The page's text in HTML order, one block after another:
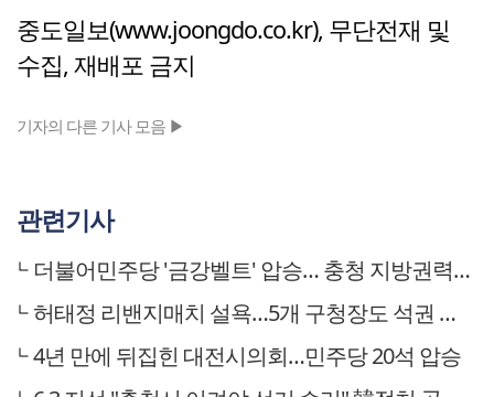
중도일보(www.joongdo.co.kr), 무단전재 및
수집, 재배포 금지
기자의 다른 기사 모음 ▶
관련기사
더불어민주당 '금강벨트' 압승… 충청 지방권력 전면교체
허태정 리밴지매치 설욕…5개 구청장도 석권 與 대전 압승
4년 만에 뒤집힌 대전시의회…민주당 20석 압승